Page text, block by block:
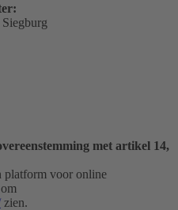
met artikel 14,
platform voor online
zien.